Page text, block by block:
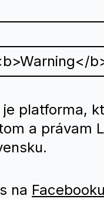
je platforma,
a právam
na Facebooku